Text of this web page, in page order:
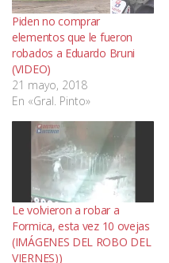
Piden no comprar
elementos que le fueron
robados a Eduardo Bruni
(VIDEO)
21 mayo, 2018
En «Gral. Pinto»
Le volvieron a robar a
Formica, esta vez 10 ovejas
(IMÁGENES DEL ROBO DEL
VIERNES))